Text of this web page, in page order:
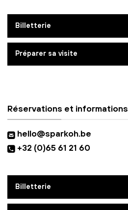
Billetterie
Préparer sa visite
Réservations et informations
hello@sparkoh.be
+32 (0)65 61 21 60
Billetterie